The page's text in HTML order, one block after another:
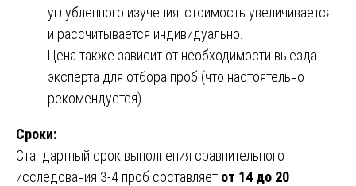
углубленного изучения: стоимость увеличивается
и рассчитывается индивидуально.
Цена также зависит от необходимости выезда
эксперта для отбора проб (что настоятельно
рекомендуется).
Сроки:
Стандартный срок выполнения сравнительного
исследования 3-4 проб составляет от 14 до 20